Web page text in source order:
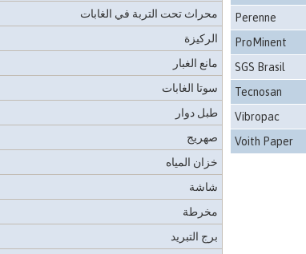
محراث تحت التربة في الغابات
الركيزة
مانع الغبار
سوتا الغابات
طبل دوار
صهريج
خزان المياه
شاشة
مخرطة
برج التبريد
Perenne
ProMinent
SGS Brasil
Tecnosan
Vibropac
Voith Paper